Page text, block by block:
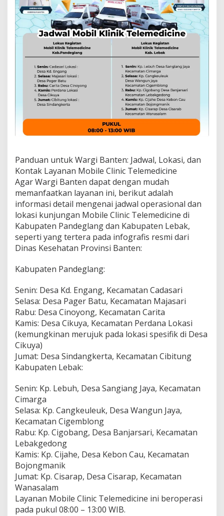
Panduan untuk Wargi Banten: Jadwal, Lokasi, dan
Kontak Layanan Mobile Clinic Telemedicine
Agar Wargi Banten dapat dengan mudah
memanfaatkan layanan ini, berikut adalah
informasi detail mengenai jadwal operasional dan
lokasi kunjungan Mobile Clinic Telemedicine di
Kabupaten Pandeglang dan Kabupaten Lebak,
seperti yang tertera pada infografis resmi dari
Dinas Kesehatan Provinsi Banten:
Kabupaten Pandeglang:
Senin: Desa Kd. Engang, Kecamatan Cadasari
Selasa: Desa Pager Batu, Kecamatan Majasari
Rabu: Desa Cinoyong, Kecamatan Carita
Kamis: Desa Cikuya, Kecamatan Perdana Lokasi
(kemungkinan merujuk pada lokasi spesifik di Desa
Cikuya)
Jumat: Desa Sindangkerta, Kecamatan Cibitung
Kabupaten Lebak:
Senin: Kp. Lebuh, Desa Sangiang Jaya, Kecamatan
Cimarga
Selasa: Kp. Cangkeuleuk, Desa Wangun Jaya,
Kecamatan Cigemblong
Rabu: Kp. Cigobang, Desa Banjarsari, Kecamatan
Lebakgedong
Kamis: Kp. Cijahe, Desa Kebon Cau, Kecamatan
Bojongmanik
Jumat: Kp. Cisarap, Desa Cisarap, Kecamatan
Wanasalam
Layanan Mobile Clinic Telemedicine ini beroperasi
pada pukul 08:00 – 13:00 WIB.